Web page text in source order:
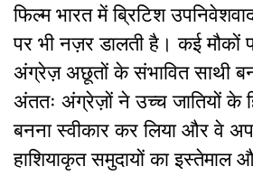
फिल्म भारत में ब्रिटिश
पर भी नज़र डालती है। कई मौकों
अंग्रेज़ अछूतों के संभावित साथी
अंततः अंग्रेज़ों ने उच्च जातियों के
बनना स्वीकार कर लिया और वे
हाशियाकृत समुदायों का